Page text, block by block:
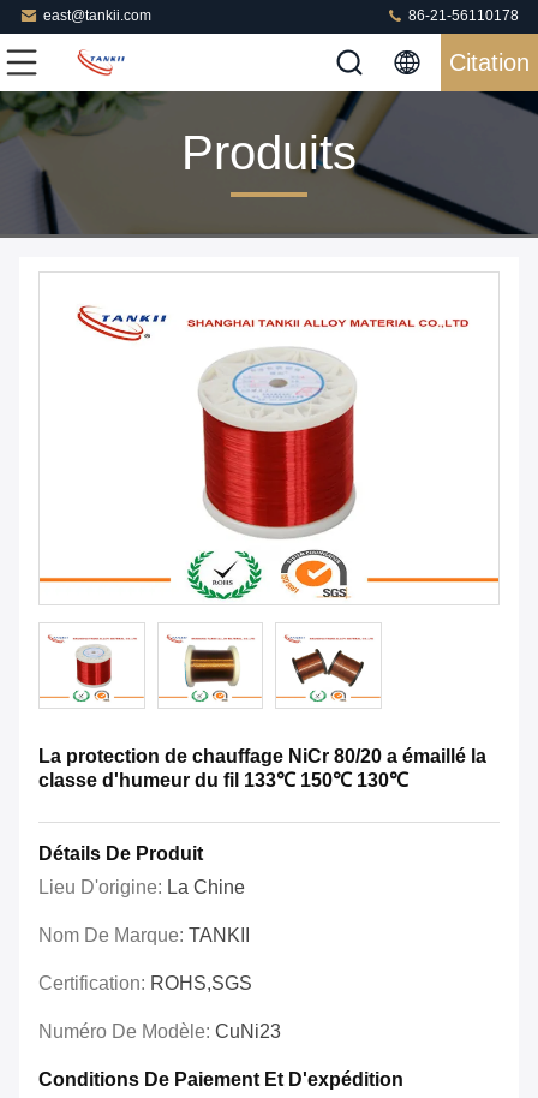
east@tankii.com 86-21-56110178
Citation
Produits
La protection de chauffage NiCr 80/20 a émaillé la
classe d'humeur du fil 133℃ 150℃ 130℃
Détails De Produit
Lieu D'origine: La Chine
Nom De Marque: TANKII
Certification: ROHS,SGS
Numéro De Modèle: CuNi23
Conditions De Paiement Et D'expédition